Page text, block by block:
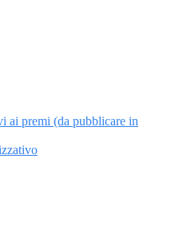
ai premi (da pubblicare in